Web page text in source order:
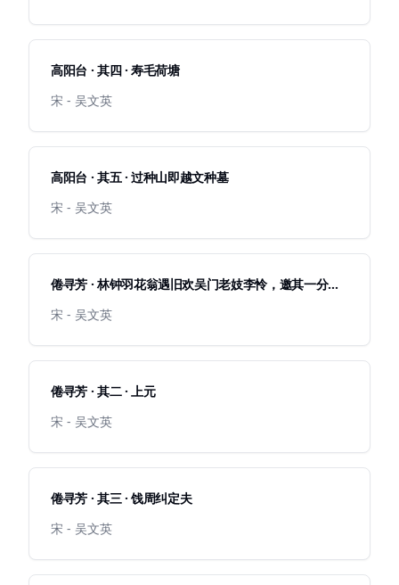
高阳台 · 其四 · 寿毛荷塘
宋 - 吴文英
高阳台 · 其五 · 过种山即越文种墓
宋 - 吴文英
倦寻芳 · 林钟羽花翁遇旧欢吴门老妓李怜，邀其一分韵
宋 - 吴文英
倦寻芳 · 其二 · 上元
宋 - 吴文英
倦寻芳 · 其三 · 饯周纠定夫
宋 - 吴文英